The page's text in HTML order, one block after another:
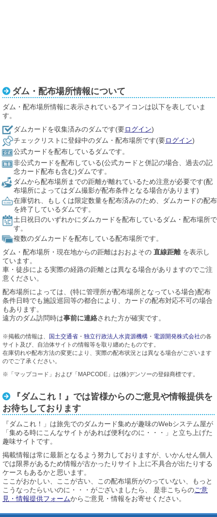
ダム・配布場所情報について
ダム・配布場所情報に表示されているアイコンは以下を表していま
す。
ダムカードを収集済みのダムです(要ログイン)
チェックリストに登録中のダム・配布場所です(要ログイン)
公式カードを配布しているダムです。
非公式カードを配布している(公式カードと併記の場合、過去の記
念カード配布も含む)ダムです。
ダムから配布場所までの距離が離れているため注意が必要です(配
布場所によってはダム撮影が配布条件となる場合があります)
在庫切れ、もしくは限定数量を配布済みのため、ダムカードの配布
を終了しているダムです。
土日祝日のいずれかにダムカードを配布しているダム・配布場所で
す。
複数のダムカードを配布している配布場所です。
ダム・配布場所・現在地からの距離はおおよその 直線距離を表示し
ています。
車・徒歩による実際の経路の距離とは異なる場合がありますのでご注
意ください。
配布場所によっては、(特に管理所が配布場所となっている場合)配布
条件日時でも施設巡回等の都合により、カードの配布対応不可の場合
もあります。
遠方のダム訪問時は事前に連絡された方が確実です。
※掲載の情報は、 国土交通省 ・ 独立行政法人水資源機構 ・ 電源開発株式会社の各
サイト及び、自治体サイトの情報等を取り纏めたものです。
在庫切れや配布方法の変更により、実際の配布状況とは異なる場合がございます
のでご了承ください。
※「マップコード」および「MAPCODE」は(株)デンソーの登録商標です。
『ダムこれ！』では皆様からのご意見や情報提供を
お待ちしております
『ダムこれ！」は旅先でのダムカード集めが趣味のWebシステム屋が
「集める時にこんなサイトがあれば便利なのに・・・」と立ち上げた
趣味サイトです。
掲載情報は常に最新となるよう努力しておりますが、いかんせん個人
では限界があるため情報が古かったりサイト上に不具合が出たりする
ケースもあるかと思います。
ここがおかしい、ここが古い、この配布場所がのっていない、もっと
こうなったらいいのに・・・がございましたら、 是非こちらのご意
見・情報提供フォームからご意見・情報をお寄せください。